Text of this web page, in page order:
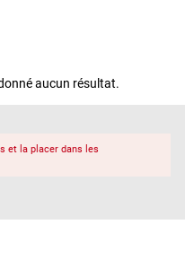
aucun résultat.
et la placer dans les